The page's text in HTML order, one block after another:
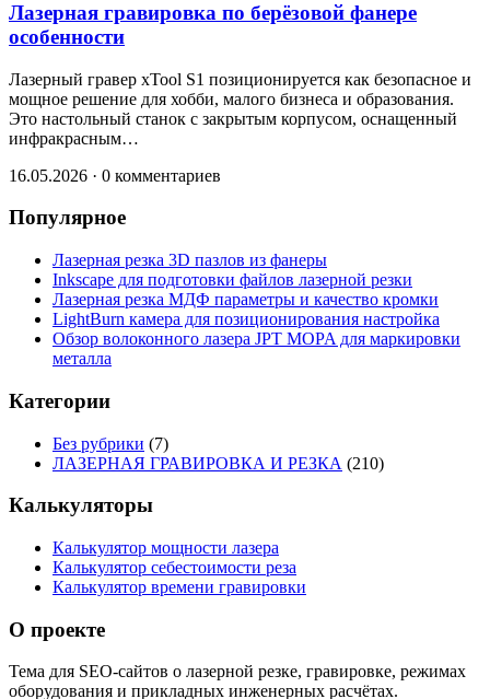
Лазерная гравировка по берёзовой фанере
особенности
Лазерный гравер xTool S1 позиционируется как безопасное и
мощное решение для хобби, малого бизнеса и образования.
Это настольный станок с закрытым корпусом, оснащенный
инфракрасным…
16.05.2026 · 0 комментариев
Популярное
Лазерная резка 3D пазлов из фанеры
Inkscape для подготовки файлов лазерной резки
Лазерная резка МДФ параметры и качество кромки
LightBurn камера для позиционирования настройка
Обзор волоконного лазера JPT MOPA для маркировки
металла
Категории
Без рубрики (7)
ЛАЗЕРНАЯ ГРАВИРОВКА И РЕЗКА (210)
Калькуляторы
Калькулятор мощности лазера
Калькулятор себестоимости реза
Калькулятор времени гравировки
О проекте
Тема для SEO-сайтов о лазерной резке, гравировке, режимах
оборудования и прикладных инженерных расчётах.